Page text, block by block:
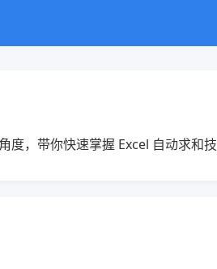
，带你快速掌握 Excel 自动求和技